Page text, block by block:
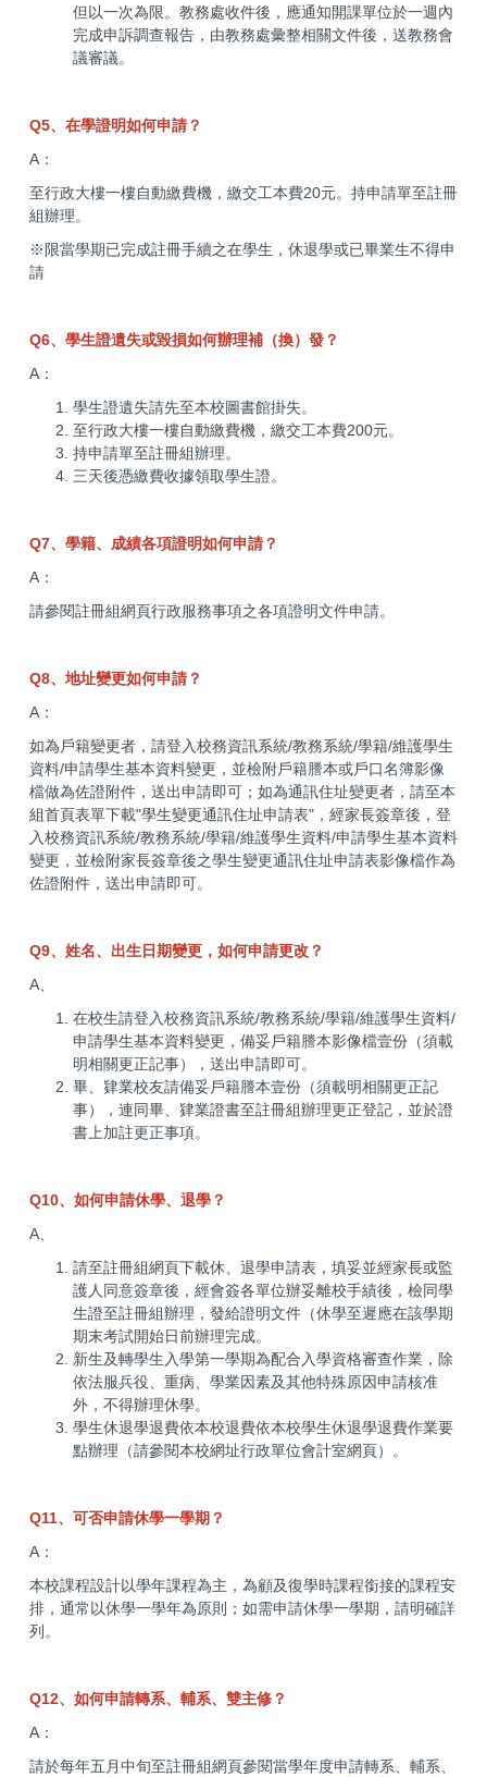
但以一次為限。教務處收件後，應通知開課單位於一週內
完成申訴調查報告，由教務處彙整相關文件後，送教務會
議審議。
Q5、在學證明如何申請？
A：
至行政大樓一樓自動繳費機，繳交工本費20元。持申請單至註冊
組辦理。
※限當學期已完成註冊手續之在學生，休退學或已畢業生不得申
請
Q6、學生證遺失或毀損如何辦理補（換）發？
A：
學生證遺失請先至本校圖書館掛失。
至行政大樓一樓自動繳費機，繳交工本費200元。
持申請單至註冊組辦理。
三天後憑繳費收據領取學生證。
Q7、學籍、成績各項證明如何申請？
A：
請參閱註冊組網頁行政服務事項之各項證明文件申請。
Q8、地址變更如何申請？
A：
如為戶籍變更者，請登入校務資訊系統/教務系統/學籍/維護學生
資料/申請學生基本資料變更，並檢附戶籍謄本或戶口名簿影像
檔做為佐證附件，送出申請即可；如為通訊住址變更者，請至本
組首頁表單下載"學生變更通訊住址申請表"，經家長簽章後，登
入校務資訊系統/教務系統/學籍/維護學生資料/申請學生基本資料
變更，並檢附家長簽章後之學生變更通訊住址申請表影像檔作為
佐證附件，送出申請即可。
Q9、姓名、出生日期變更，如何申請更改？
A、
在校生請登入校務資訊系統/教務系統/學籍/維護學生資料/
申請學生基本資料變更，備妥戶籍謄本影像檔壹份（須載
明相關更正記事），送出申請即可。
畢、肄業校友請備妥戶籍謄本壹份（須載明相關更正記
事），連同畢、肄業證書至註冊組辦理更正登記，並於證
書上加註更正事項。
Q10、如何申請休學、退學？
A、
請至註冊組網頁下載休、退學申請表，填妥並經家長或監
護人同意簽章後，經會簽各單位辦妥離校手績後，檢同學
生證至註冊組辦理，發給證明文件（休學至遲應在該學期
期末考試開始日前辦理完成。
新生及轉學生入學第一學期為配合入學資格審查作業，除
依法服兵役、重病、學業因素及其他特殊原因申請核准
外，不得辦理休學。
學生休退學退費依本校退費依本校學生休退學退費作業要
點辦理（請參閱本校網址行政單位會計室網頁）。
Q11、可否申請休學一學期？
A：
本校課程設計以學年課程為主，為顧及復學時課程銜接的課程安
排，通常以休學一學年為原則；如需申請休學一學期，請明確詳
列。
Q12、如何申請轉系、輔系、雙主修？
A：
請於每年五月中旬至註冊組網頁參閱當學年度申請轉系、輔系、